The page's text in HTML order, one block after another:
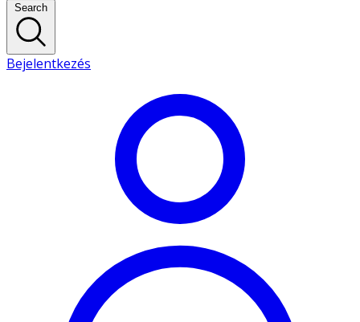
Search
Bejelentkezés